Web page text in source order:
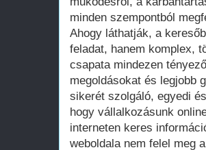
minden szempontból
Ahogy láthatják, a
feladat, hanem komplex,
csapata mindezen
megoldásokat és legjobb
sikerét szolgáló, egyedi
hogy vállalkozásunk
interneten keres
weboldala nem felel meg